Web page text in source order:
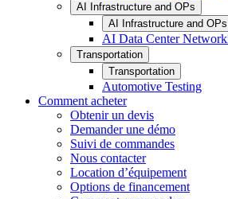
AI Infrastructure and OPs
AI Infrastructure and OPs
AI Data Center
Transportation
Transportation
Automotive Testing
Comment acheter
Obtenir un devis
Demander une démo
Suivi de commandes
Nous contacter
Location d’équipement
Options de financement